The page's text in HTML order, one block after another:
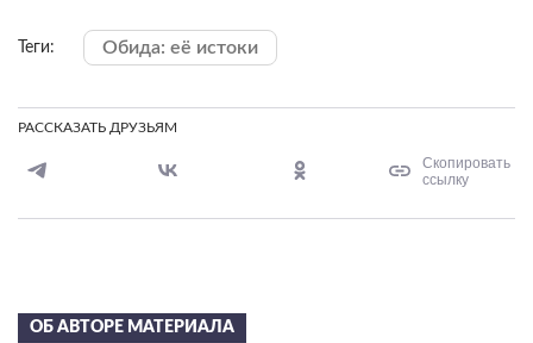
Теги: Обида: её истоки
РАССКАЗАТЬ ДРУЗЬЯМ
Скопировать
ссылку
ОБ АВТОРЕ МАТЕРИАЛА